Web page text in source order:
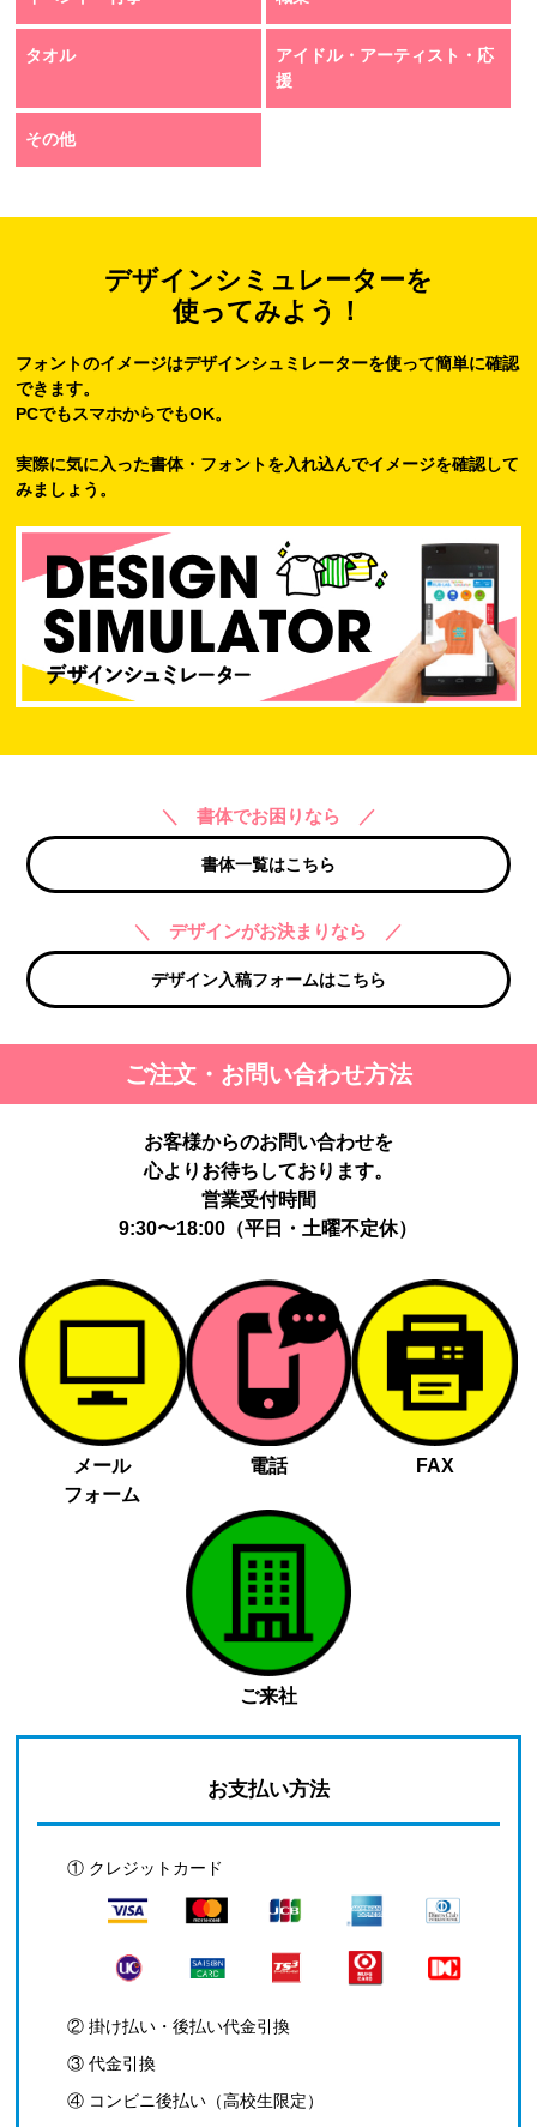
タオル
アイドル・アーティスト・応
援
その他
デザインシミュレーターを
使ってみよう！
フォントのイメージはデザインシュミレーターを使って簡単に確認
できます。
PCでもスマホからでもOK。
実際に気に入った書体・フォントを入れ込んでイメージを確認して
みましょう。
＼ 書体でお困りなら ／
書体一覧はこちら
＼ デザインがお決まりなら ／
デザイン入稿フォームはこちら
ご注文・お問い合わせ方法
お客様からのお問い合わせを
心よりお待ちしております。
営業受付時間
9:30〜18:00（平日・土曜不定休）
メール
フォーム
電話 FAX
ご来社
お支払い方法
① クレジットカード
② 掛け払い・後払い代金引換
③ 代金引換
④ コンビニ後払い（高校生限定）